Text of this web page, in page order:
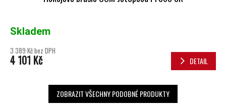
Skladem
3 389 Kč bez DPH
4 101 Kč DETAIL
ZOBRAZIT VŠECHNY PODOBNÉ PRODUKTY